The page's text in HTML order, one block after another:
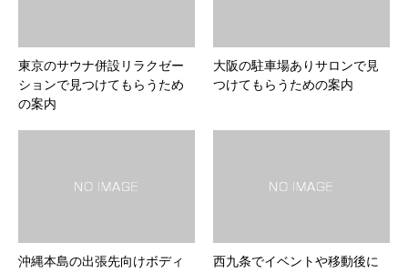
東京のサウナ併設リラクゼー
ションで見つけてもらうため
の案内
大阪の駐車場ありサロンで見
つけてもらうための案内
沖縄本島の出張先向けボディ
西九条でイベントや移動後に